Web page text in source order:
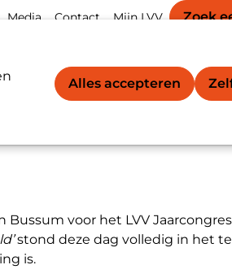
Alles accepteren
LVV-
Media Contact
Account
Mijn LVV
Secondary
Zoek
voor het LVV
stond deze dag volledig in het
is.